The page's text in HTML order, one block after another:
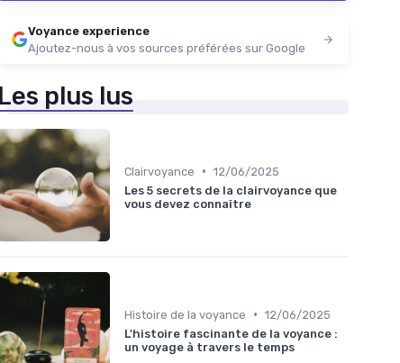
Voyance experience
Ajoutez-nous à vos sources préférées sur Google
Les plus lus
Clairvoyance • 12/06/2025
Les 5 secrets de la clairvoyance que
vous devez connaître
Histoire de la voyance • 12/06/2025
L'histoire fascinante de la voyance :
un voyage à travers le temps